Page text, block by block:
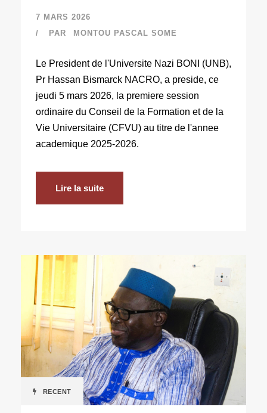
7 MARS 2026
PAR
MONTOU PASCAL SOME
Le President de l'Universite Nazi BONI (UNB),
Pr Hassan Bismarck NACRO, a preside, ce
jeudi 5 mars 2026, la premiere session
ordinaire du Conseil de la Formation et de la
Vie Universitaire (CFVU) au titre de l'annee
academique 2025-2026.
Lire la suite
RECENT